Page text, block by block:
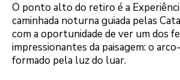
O ponto alto do retiro é a
caminhada noturna guiada pelas
com a oportunidade de ver um dos
impressionantes da paisagem: o
formado pela luz do luar.